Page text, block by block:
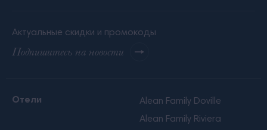
Актуальные скидки и промокоды
Подпишитесь на новости
Отели
Alean Family Doville
Alean Family Riviera